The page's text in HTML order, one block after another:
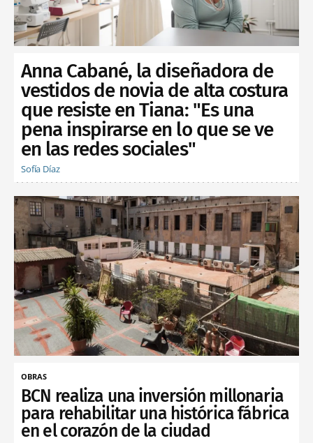
Anna Cabané, la diseñadora de
vestidos de novia de alta costura
que resiste en Tiana: "Es una
pena inspirarse en lo que se ve
en las redes sociales"
Sofía Díaz
OBRAS
BCN realiza una inversión millonaria
para rehabilitar una histórica fábrica
en el corazón de la ciudad